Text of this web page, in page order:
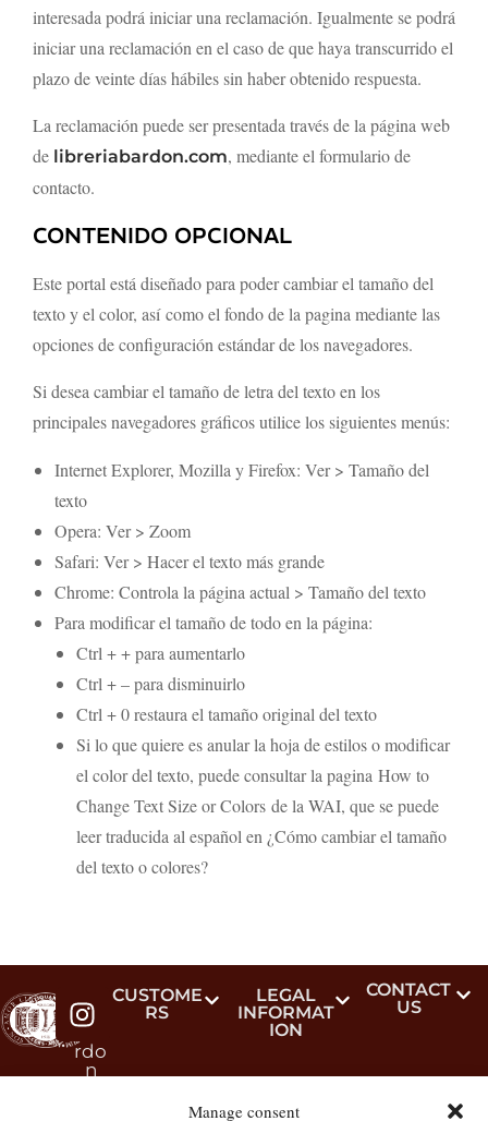
Manage consent
interesada podrá iniciar una reclamación. Igualmente se podrá
iniciar una reclamación en el caso de que haya transcurrido el
plazo de veinte días hábiles sin haber obtenido respuesta.
La reclamación puede ser presentada través de la página web
de libreriabardon.com, mediante el formulario de
contacto.
CONTENIDO OPCIONAL
Este portal está diseñado para poder cambiar el tamaño del
texto y el color, así como el fondo de la pagina mediante las
opciones de configuración estándar de los navegadores.
Si desea cambiar el tamaño de letra del texto en los
principales navegadores gráficos utilice los siguientes menús:
Internet Explorer, Mozilla y Firefox: Ver > Tamaño del
texto
Opera: Ver > Zoom
Safari: Ver > Hacer el texto más grande
Chrome: Controla la página actual > Tamaño del texto
Para modificar el tamaño de todo en la página:
Ctrl + + para aumentarlo
Ctrl + – para disminuirlo
Ctrl + 0 restaura el tamaño original del texto
Si lo que quiere es anular la hoja de estilos o modificar
el color del texto, puede consultar la pagina How to
Change Text Size or Colors de la WAI, que se puede
leer traducida al español en ¿Cómo cambiar el tamaño
del texto o colores?
reri
aba
rdo
n
CUSTOME
RS
LEGAL
INFORMAT
ION
CONTACT
US